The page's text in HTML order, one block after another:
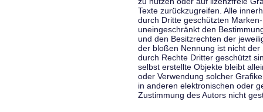
Texte zurückzugreifen. Alle
durch Dritte geschützten
uneingeschränkt den
und den Besitzrechten der
der bloßen Nennung ist nicht
durch Rechte Dritter geschützt
selbst erstellte Objekte bleibt
oder Verwendung solcher
in anderen elektronischen oder
Zustimmung des Autors nicht